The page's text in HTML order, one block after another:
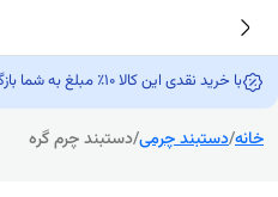
با خرید نقدی این کالا 10٪ مبلغ به شما بازگشت داده میشه !!!
خانه/دستبند چرمی/دستبند چرم گره